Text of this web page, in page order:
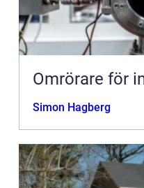
Omrörare för
Simon Hagberg